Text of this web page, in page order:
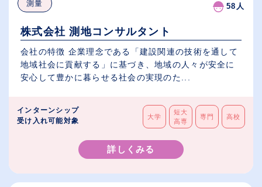
測量 58人
株式会社 測地コンサルタント
会社の特徴 企業理念である「建設関連の技術を通して
地域社会に貢献する」に基づき、地域の人々が安全に
安心して豊かに暮らせる社会の実現のた...
インターンシップ
受け入れ可能対象
大学
短大
高専
専門 高校
詳しくみる